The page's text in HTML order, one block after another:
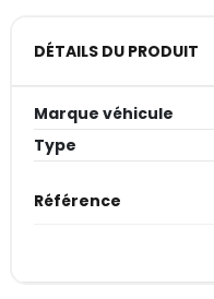
DÉTAILS DU PRODUIT
Marque véhicule
Type
Référence